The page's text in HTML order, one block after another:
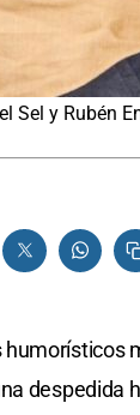
Sel y
despedida